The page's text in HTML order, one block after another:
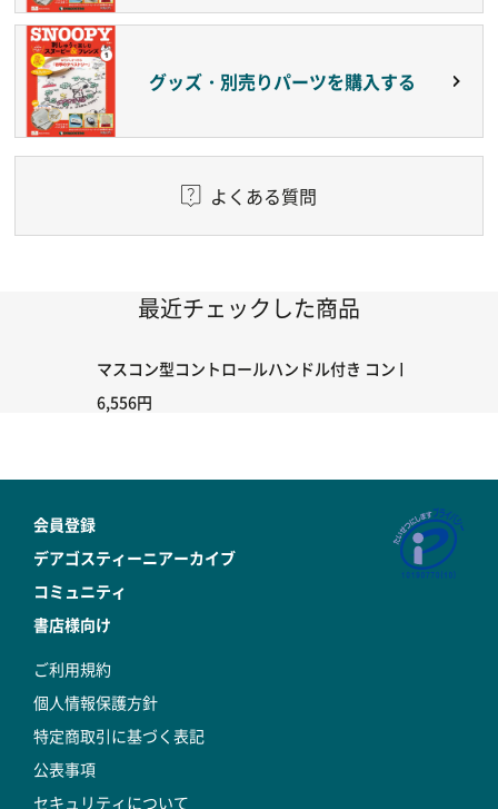
グッズ・別売りパーツを購入する
よくある質問
最近チェックした商品
マスコン型コントロールハンドル付き コントローラー
6,556円
会員登録
デアゴスティーニアーカイブ
コミュニティ
書店様向け
ご利用規約
個人情報保護方針
特定商取引に基づく表記
公表事項
セキュリティについて